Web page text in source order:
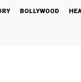
BOLLYWOOD